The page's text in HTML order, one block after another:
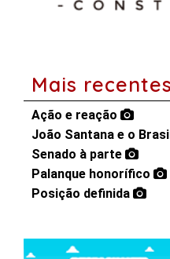
Mais recentes
Ação e reação
João Santana e o
Senado à parte
Palanque honorífico
Posição definida